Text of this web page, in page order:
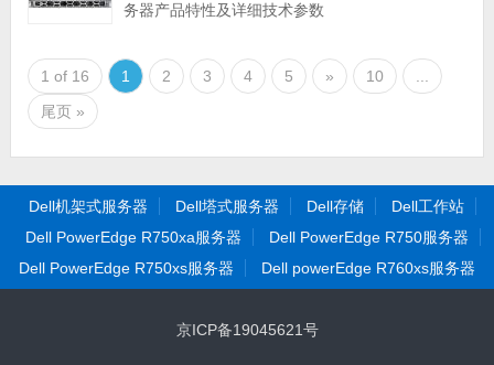
务器产品特性及详细技术参数
1 of 16 1 2 3 4 5 » 10
尾页 »
Dell机架式服务器 Dell塔式服务器 Dell存储
Dell工作站
Dell PowerEdge R750xa服务器
Dell PowerEdge R750服务器
Dell PowerEdge R750xs服务器
Dell powerEdge R760xs服务器
京ICP备19045621号